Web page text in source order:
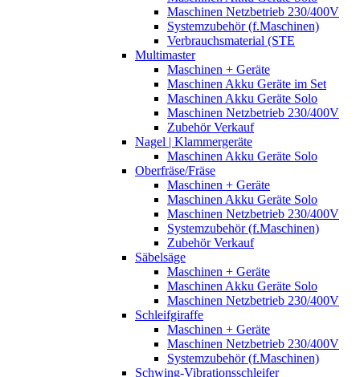
Maschinen Netzbetrieb 230/400V
Systemzubehör (f.Maschinen)
Verbrauchsmaterial (STE
Multimaster
Maschinen + Geräte
Maschinen Akku Geräte im Set
Maschinen Akku Geräte Solo
Maschinen Netzbetrieb 230/400V
Zubehör Verkauf
Nagel | Klammergeräte
Maschinen Akku Geräte Solo
Oberfräse/Fräse
Maschinen + Geräte
Maschinen Akku Geräte Solo
Maschinen Netzbetrieb 230/400V
Systemzubehör (f.Maschinen)
Zubehör Verkauf
Säbelsäge
Maschinen + Geräte
Maschinen Akku Geräte Solo
Maschinen Netzbetrieb 230/400V
Schleifgiraffe
Maschinen + Geräte
Maschinen Netzbetrieb 230/400V
Systemzubehör (f.Maschinen)
Schwing-Vibrationsschleifer